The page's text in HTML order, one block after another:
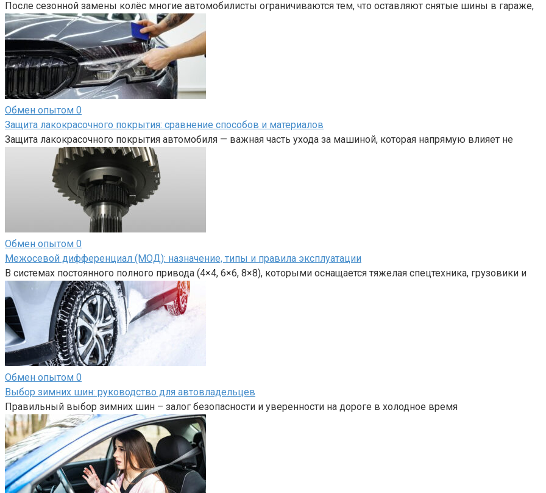
После сезонной замены колёс многие автомобилисты ограничиваются тем, что оставляют снятые шины в гараже,
Обмен опытом 0
Защита лакокрасочного покрытия: сравнение способов и материалов
Защита лакокрасочного покрытия автомобиля — важная часть ухода за машиной, которая напрямую влияет не
Обмен опытом 0
Межосевой дифференциал (МОД): назначение, типы и правила эксплуатации
В системах постоянного полного привода (4×4, 6×6, 8×8), которыми оснащается тяжелая спецтехника, грузовики и
Обмен опытом 0
Выбор зимних шин: руководство для автовладельцев
Правильный выбор зимних шин – залог безопасности и уверенности на дороге в холодное время